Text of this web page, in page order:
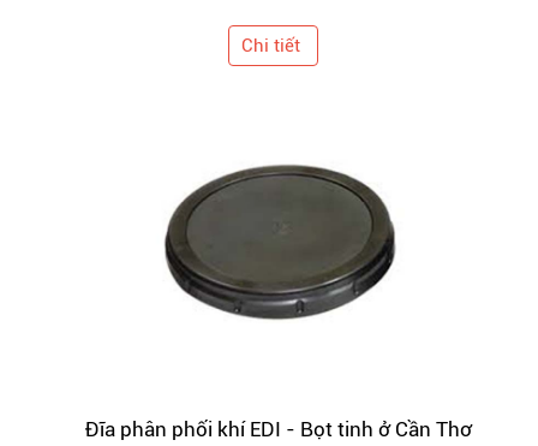
Chi tiết
Đĩa phân phối khí EDI - Bọt tinh ở Cần Thơ